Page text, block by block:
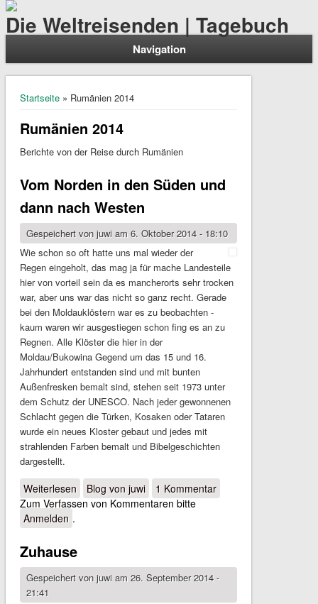
Die Weltreisenden | Tagebuch
Navigation
Sie sind hier
Startseite» Rumänien 2014
Rumänien 2014
Berichte von der Reise durch Rumänien
Vom Norden in den Süden und
dann nach Westen
Gespeichert von juwiam 6. Oktober 2014 - 18:10
Wie schon so oft hatte uns mal wieder der
Regen eingeholt, das mag ja für mache Landesteile
hier von vorteil sein da es mancherorts sehr trocken
war, aber uns war das nicht so ganz recht. Gerade
bei den Moldauklöstern war es zu beobachten -
kaum waren wir ausgestiegen schon fing es an zu
Regnen. Alle Klöster die hier in der
Moldau/Bukowina Gegend um das 15 und 16.
Jahrhundert entstanden sind und mit bunten
Außenfresken bemalt sind, stehen seit 1973 unter
dem Schutz der UNESCO. Nach jeder gewonnenen
Schlacht gegen die Türken, Kosaken oder Tataren
wurde ein neues Kloster gebaut und jedes mit
strahlenden Farben bemalt und Bibelgeschichten
dargestellt.
Weiterlesen über Vom Norden in den Süden und dann nach
Westen
Blog von juwi
1 Kommentar
Zum Verfassen von Kommentaren bitte
Anmelden .
Zuhause
Gespeichert von juwiam 26. September 2014 -
21:41